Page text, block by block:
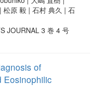
松原 毅 | 石村 典久 | 石
JOURNAL 3 巻 4 号
of
Eosinophilic